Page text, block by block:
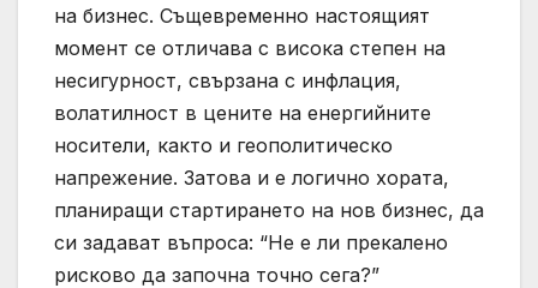
на бизнес. Същевременно настоящият
момент се отличава с висока степен на
несигурност, свързана с инфлация,
волатилност в цените на енергийните
носители, както и геополитическо
напрежение. Затова и е логично хората,
планиращи стартирането на нов бизнес, да
си задават въпроса: “Не е ли прекалено
рисково да започна точно сега?”